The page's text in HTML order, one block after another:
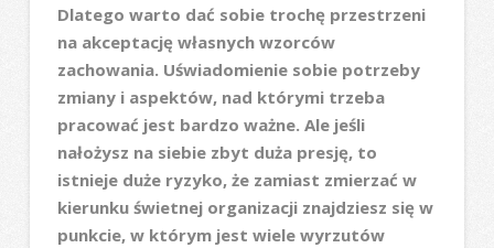
Dlatego warto dać sobie trochę przestrzeni
na akceptację własnych wzorców
zachowania. Uświadomienie sobie potrzeby
zmiany i aspektów, nad którymi trzeba
pracować jest bardzo ważne. Ale jeśli
nałożysz na siebie zbyt duża presję, to
istnieje duże ryzyko, że zamiast zmierzać w
kierunku świetnej organizacji znajdziesz się w
punkcie, w którym jest wiele wyrzutów